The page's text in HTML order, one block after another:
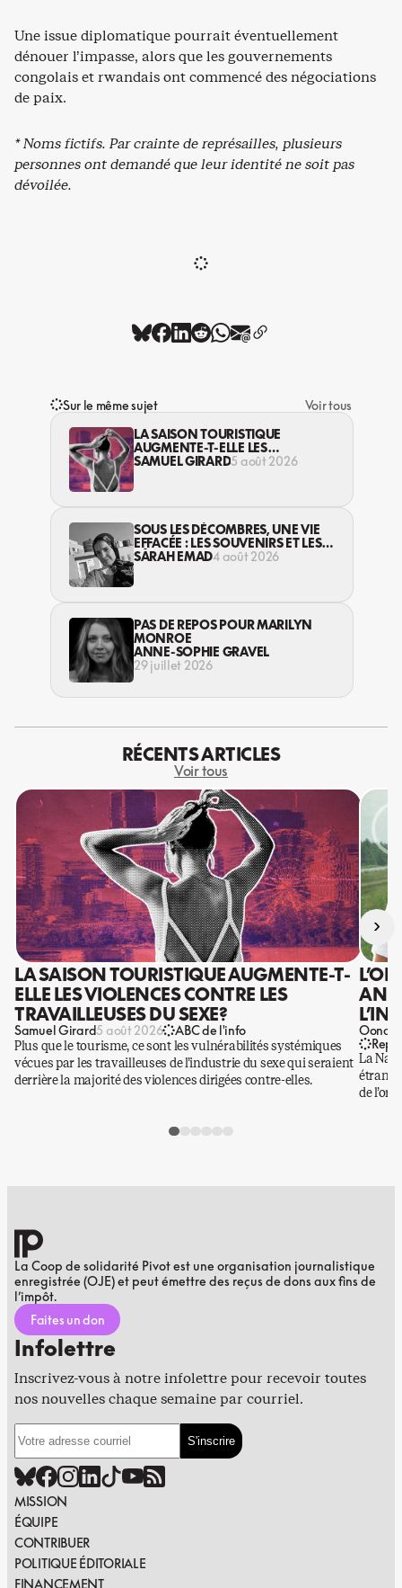
Une issue diplomatique pourrait éventuellement
dénouer l’impasse, alors que les gouvernements
congolais et rwandais ont commencé des négociations
de paix.
* Noms fictifs. Par crainte de représailles, plusieurs
personnes ont demandé que leur identité ne soit pas
dévoilée.
Sur le même sujet
Voir tous
LA SAISON TOURISTIQUE
AUGMENTE-T-ELLE LES
VIOLENCES CONTRE LES
SAMUEL GIRARD5 août 2026
SOUS LES DÉCOMBRES, UNE VIE
EFFACÉE : LES SOUVENIRS ET LES
RÊVES PERDUS DES HABITANT·ES
SARAH EMAD4 août 2026
PAS DE REPOS POUR MARILYN
MONROE
ANNE-SOPHIE GRAVEL
29 juillet 2026
RÉCENTS ARTICLES
Voir tous
LA SAISON TOURISTIQUE AUGMENTE-T-
ELLE LES VIOLENCES CONTRE LES
TRAVAILLEUSES DU SEXE?
Samuel Girard5 août 2026 ABC de l'info
Plus que le tourisme, ce sont les vulnérabilités systémiques
vécues par les travailleuses de l’industrie du sexe qui seraient
derrière la majorité des violences dirigées contre-elles.
Oona
La
de l’or.
›
La Coop de solidarité Pivot est une organisation journalistique
enregistrée (OJE) et peut émettre des reçus de dons aux fins de
l’impôt.
Faites un don
Infolettre
Inscrivez-vous à notre infolettre pour recevoir toutes
nos nouvelles chaque semaine par courriel.
MISSION
ÉQUIPE
CONTRIBUER
POLITIQUE ÉDITORIALE
FINANCEMENT